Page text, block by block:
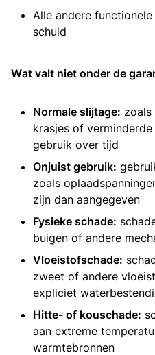
Alle andere
schuld
Wat valt niet onder de
Normale slijtage:
krasjes of
gebruik over tijd
Onjuist gebruik:
zoals
zijn dan aangegeven
Fysieke schade:
buigen of andere
Vloeistofschade:
zweet of andere
expliciet
Hitte- of kouschade:
aan extreme
warmtebronnen